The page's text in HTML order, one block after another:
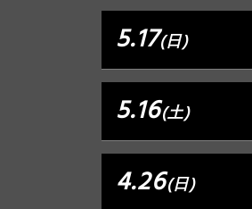
5.17(日)
5.16(土)
4.26(日)